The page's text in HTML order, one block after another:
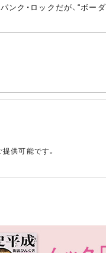
ク・ロックだが、“ボ
供可能です。